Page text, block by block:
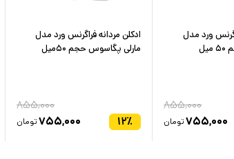
ورد مدل
۸۵۵,۰۰۰
۷۵۵,۰۰۰تومان
ادکلن مردانه فراگرنس ورد مدل
مارلی پگاسوس حجم ۵۰‌میل
۱۲٪
۸۵۵,۰۰۰
۷۵۵,۰۰۰تومان